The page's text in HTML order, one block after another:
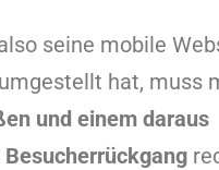
seine mobile
hat, muss
und einem daraus